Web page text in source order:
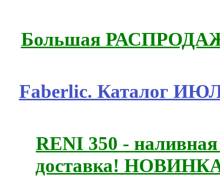
Большая
Faberlic. Каталог
RENI 350 -
доставка!